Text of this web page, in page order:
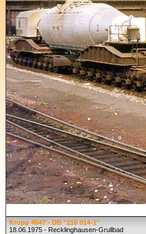
Krupp 4647 - DB "216 014-1"
18.06.1975 - Recklinghausen-Grullbad